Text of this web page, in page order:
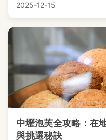
2025-12-15
中壢泡芙全攻略：在
與挑選秘訣